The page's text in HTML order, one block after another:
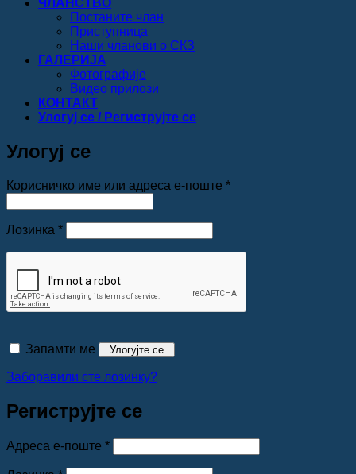
ЧЛАНСТВО
Постаните члан
Приступница
Наши чланови о СКЗ
ГАЛЕРИЈА
Фотографије
Видео прилози
КОНТАКТ
Улогуј се / Региструјте се
Улогуј се
Корисничко име или адреса е-поште *Обавезно
Лозинка *Обавезно
Запамти ме Улогујте се
Заборавили сте лозинку?
Региструјте се
Адреса е-поште *Обавезно